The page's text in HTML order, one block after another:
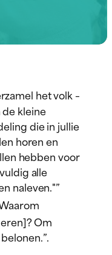
het volk –
kleine
die in jullie
horen en
hebben voor
alle
naleven."”
Om